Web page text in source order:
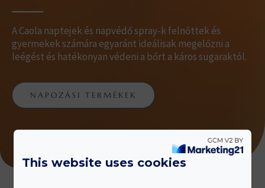
A Caola naptejek és napvédő spray-k felnőttek és
gyermekek számára egyaránt ideálisak megelőzni a
leégést és hatékonyan védeni a bőrt a káros sugaraktól.
NAPOZÁSI TERMÉKEK
This website uses cookies